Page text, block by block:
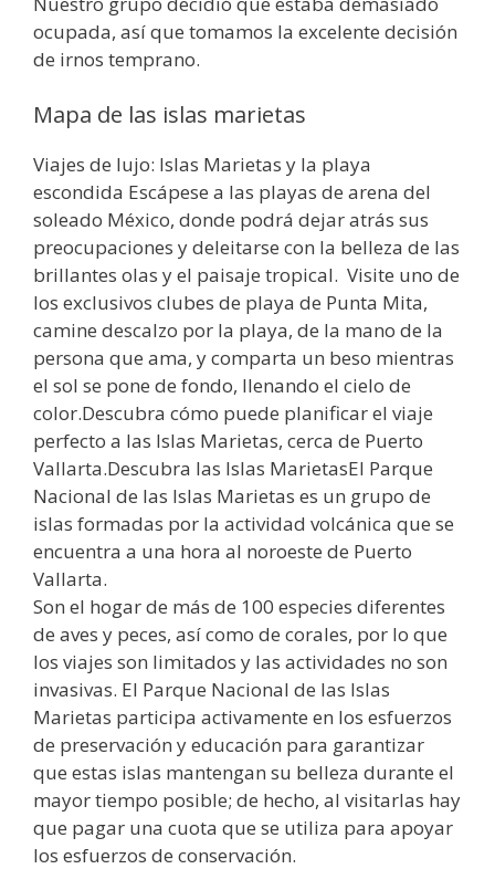
ocupada, así que tomamos la excelente decisión
de irnos temprano.
Mapa de las islas marietas
Viajes de lujo: Islas Marietas y la playa
escondida Escápese a las playas de arena del
soleado México, donde podrá dejar atrás sus
preocupaciones y deleitarse con la belleza de las
brillantes olas y el paisaje tropical. Visite uno de
los exclusivos clubes de playa de Punta Mita,
camine descalzo por la playa, de la mano de la
persona que ama, y comparta un beso mientras
el sol se pone de fondo, llenando el cielo de
color.Descubra cómo puede planificar el viaje
perfecto a las Islas Marietas, cerca de Puerto
Vallarta.Descubra las Islas MarietasEl Parque
Nacional de las Islas Marietas es un grupo de
islas formadas por la actividad volcánica que se
encuentra a una hora al noroeste de Puerto
Vallarta.
Son el hogar de más de 100 especies diferentes
de aves y peces, así como de corales, por lo que
los viajes son limitados y las actividades no son
invasivas. El Parque Nacional de las Islas
Marietas participa activamente en los esfuerzos
de preservación y educación para garantizar
que estas islas mantengan su belleza durante el
mayor tiempo posible; de hecho, al visitarlas hay
que pagar una cuota que se utiliza para apoyar
los esfuerzos de conservación.